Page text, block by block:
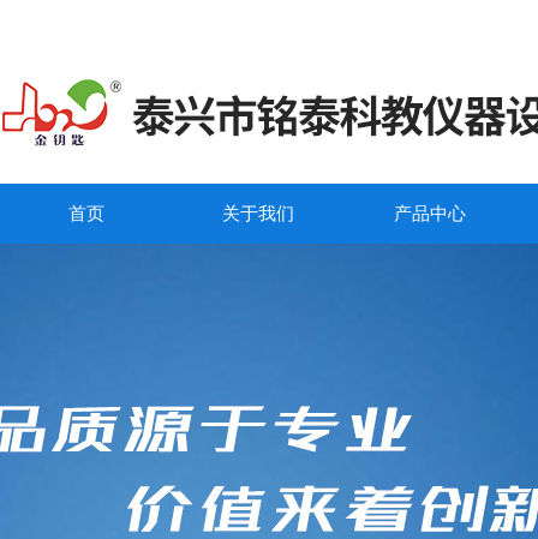
首页 关于我们 产品中心